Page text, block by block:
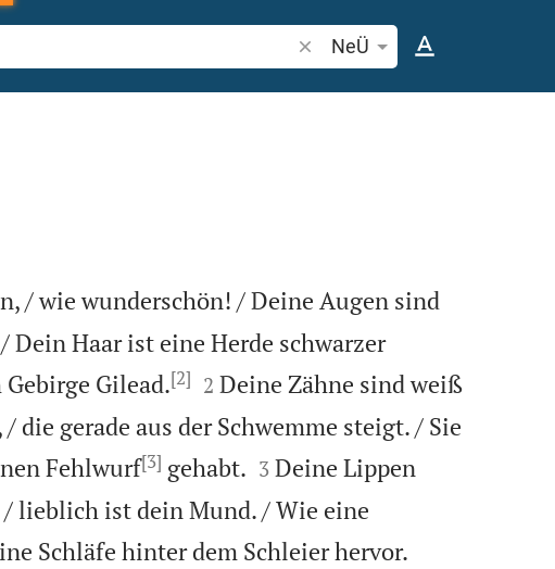
Bibelstelle oder Begriff suchen
NeÜ
/ wie wunderschön! / Deine Augen sind
/ Dein Haar ist eine Herde schwarzer
Gilead.[2]
2 Deine Zähne sind weiß
die gerade aus der Schwemme steigt. / Sie
Fehlwurf[3] gehabt.
3 Deine Lippen
lieblich ist dein Mund. / Wie eine
Schläfe hinter dem Schleier hervor.